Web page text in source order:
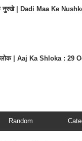
नुस्खे | Dadi Maa Ke
| Aaj Ka Shloka : 29
Random